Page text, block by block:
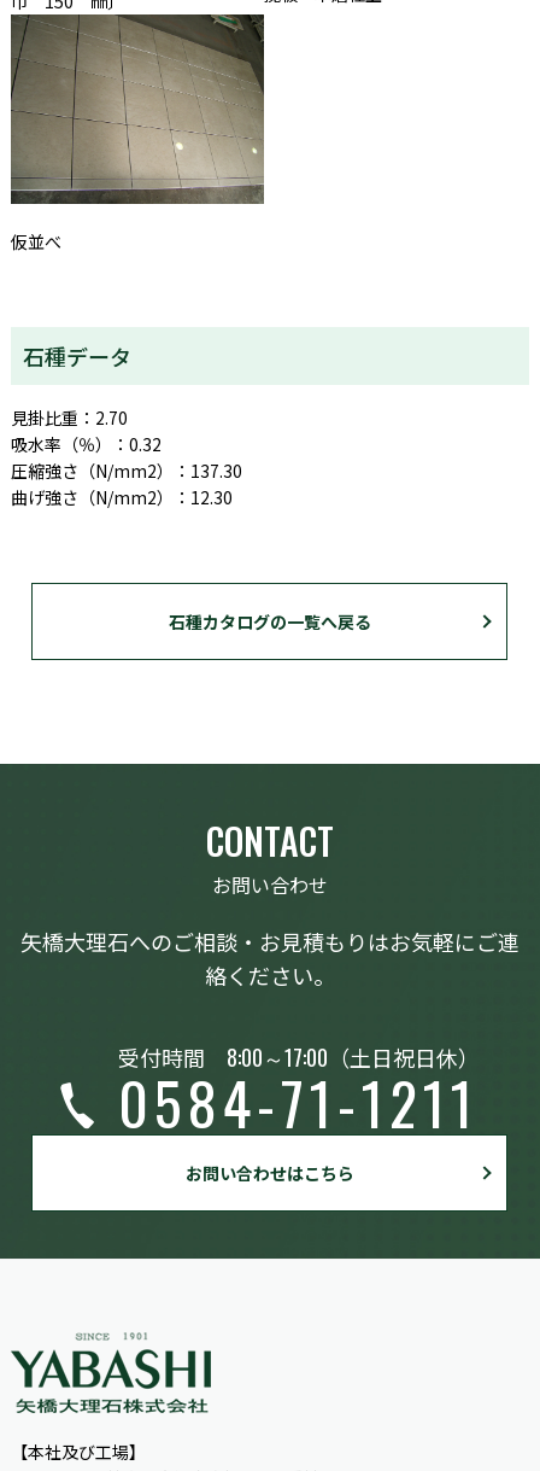
仮並べ
石種データ
見掛比重：2.70
吸水率（％）：0.32
圧縮強さ（N/mm2）：137.30
曲げ強さ（N/mm2）：12.30
石種カタログの一覧へ戻る
CONTACT
お問い合わせ
矢橋大理石へのご相談・お見積もりはお気軽にご連
絡ください。
受付時間 8:00～17:00 （土日祝日休）
0584-71-1211
お問い合わせはこちら
【本社及び工場】